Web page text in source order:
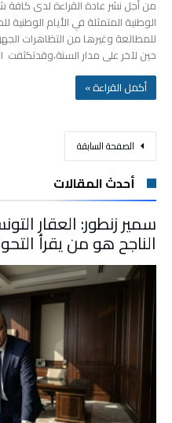
من أجل نشر عادة القراءة لدى كافة
الوطنية المتمثلة في الأيام
للمطالعة وغيرها من التظاهرات
حين لآخر على مدار
‫أكمل القراءة »‬
‫الصفحة السابقة‬
أحدث المقالات
سمير زنطور: العقار
الناجح هو من يقرأ